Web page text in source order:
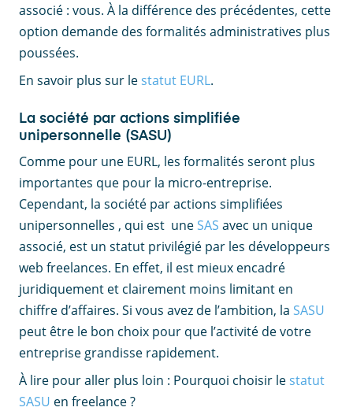
associé : vous. À la différence des précédentes, cette
option demande des formalités administratives plus
poussées.
En savoir plus sur lestatut EURL.
La société par actions simplifiée
unipersonnelle (SASU)
Comme pour une EURL, les formalités seront plus
importantes que pour la micro-entreprise.
Cependant, la société par actions simplifiées
unipersonnelles , qui est uneSAS avec un unique
associé, est un statut privilégié par les développeurs
web freelances. En effet, il est mieux encadré
juridiquement et clairement moins limitant en
chiffre d’affaires. Si vous avez de l’ambition, la SASU
peut être le bon choix pour que l’activité de votre
entreprise grandisse rapidement.
À lire pour aller plus loin : Pourquoi choisir lestatut
SASU en freelance ?